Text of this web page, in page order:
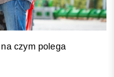
czym polega